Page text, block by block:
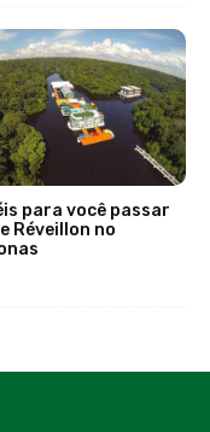
para você passar
Réveillon no